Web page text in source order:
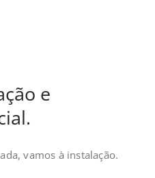
e
vamos à instalação.